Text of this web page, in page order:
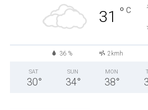
31 ° C
36 % 2kmh
SAT
30°
SUN
34°
MON
38°